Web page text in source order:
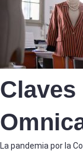
La pandemia por la